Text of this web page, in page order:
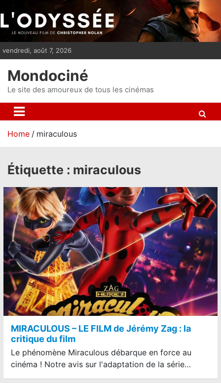
i
p
n
t
vendredi, août 7, 2026
Mondociné
Le site des amoureux de tous les cinémas
Home miraculous
Étiquette : miraculous
MIRACULOUS – LE FILM de Jérémy Zag : la
critique du film
Le phénomène Miraculous débarque en force au
cinéma ! Notre avis sur l'adaptation de la série…